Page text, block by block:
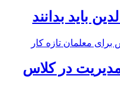
باید بدانند
در کلاس